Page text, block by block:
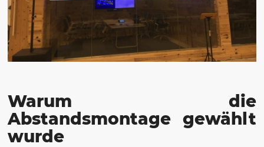
Warum die
Abstandsmontage gewählt
wurde